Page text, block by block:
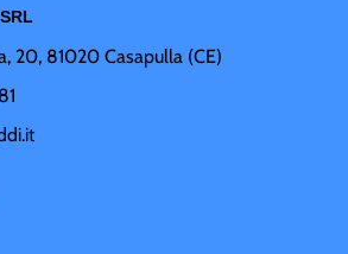
20, 81020 Casapulla (CE)